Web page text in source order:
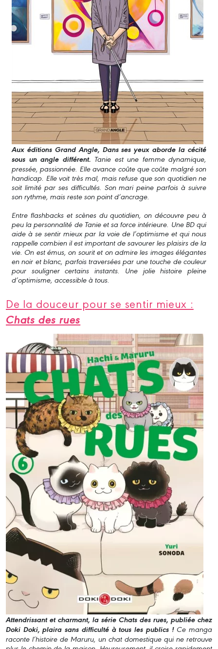
Aux éditions Grand Angle, Dans ses yeux aborde la cécité
sous un angle différent. Tanie est une femme dynamique,
pressée, passionnée. Elle avance coûte que coûte malgré son
handicap. Elle voit très mal, mais refuse que son quotidien ne
soit limité par ses difficultés. Son mari peine parfois à suivre
son rythme, mais reste son point d’ancrage.
Entre flashbacks et scènes du quotidien, on découvre peu à
peu la personnalité de Tanie et sa force intérieure. Une BD qui
aide à se sentir mieux par la voie de l’optimisme et qui nous
rappelle combien il est important de savourer les plaisirs de la
vie. On est émus, on sourit et on admire les images élégantes
en noir et blanc, parfois traversées par une touche de couleur
pour souligner certains instants. Une jolie histoire pleine
d’optimisme, accessible à tous.
De la douceur pour se sentir mieux :
Chats des rues
Attendrissant et charmant, la série Chats des rues, publiée chez
Doki Doki, plaira sans difficulté à tous les publics !Ce manga
raconte l’histoire de Maruru, un chat domestique qui ne retrouve